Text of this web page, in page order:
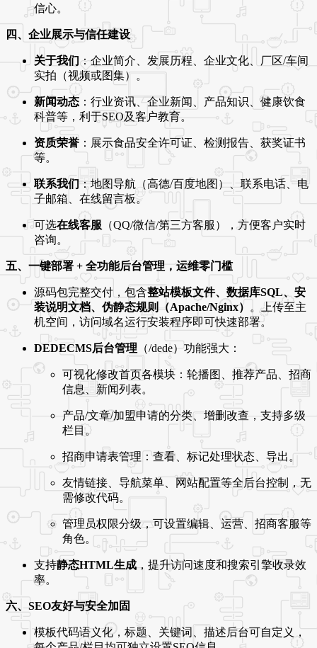
信心。
四、企业展示与信任建设
关于我们：企业简介、发展历程、企业文化、厂区/车间
实拍（视频或图集）。
新闻动态 ：行业资讯、企业新闻、产品知识、健康饮食
科普等，利于SEO及客户教育。
资质荣誉 ：展示食品安全许可证、检测报告、获奖证书
等。
联系我们：地图导航（高德/百度地图）、联系电话、电
子邮箱、在线留言板。
可选在线客服 （QQ/微信/第三方客服），方便客户实时
咨询。
五、一键部署 + 全功能后台管理，运维零门槛
源码包完整交付，包含整站模板文件、数据库SQL、安
装说明文档、伪静态规则（Apache/Nginx） 。上传至主
机空间，访问域名运行安装程序即可快速部署。
DEDECMS后台管理 （/dede）功能强大：
可视化修改首页各模块：轮播图、推荐产品、招商
信息、新闻列表。
产品/文章/加盟申请的分类、增删改查，支持多级
栏目。
招商申请表管理：查看、标记处理状态、导出。
友情链接、导航菜单、网站配置等全后台控制，无
需修改代码。
管理员权限分级，可设置编辑、运营、招商客服等
角色。
支持静态HTML生成，提升访问速度和搜索引擎收录效
率。
六、SEO友好与安全加固
模板代码语义化，标题、关键词、描述后台可自定义，